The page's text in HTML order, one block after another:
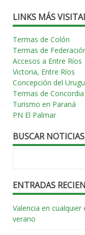
LINKS MÁS
Termas de Colón
Termas de
Accesos a Entre Ríos
Victoria, Entre Ríos
Concepción del
Termas de Concordia
Turismo en Paraná
PN El Palmar
BUSCAR
ENTRADAS
Valencia en
verano